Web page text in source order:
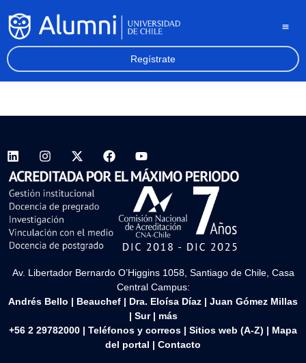
Regístrate
Av. Libertador Bernardo O’Higgins 1058, Santiago de Chile, Casa
Central Campus:
Andrés Bello | Beauchef | Dra. Eloísa Díaz | Juan Gómez Millas
| Sur| más
+56 2 29782000 | Teléfonos y correos | Sitios web (A-Z) | Mapa
del portal | Contacto